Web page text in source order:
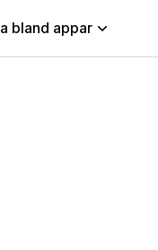
bland appar